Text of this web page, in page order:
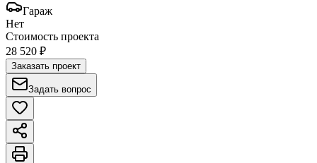
Гараж
Нет
Стоимость проекта
28 520 ₽
Заказать проект
Задать вопрос